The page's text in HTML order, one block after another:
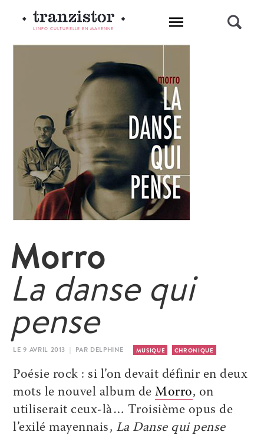
L'INFO CULTURELLE EN MAYENNE
Morro
La danse qui
pense
LE 9 AVRIL 2013 | PAR DELPHINE MUSIQUE CHRONIQUE
Poésie rock : si l’on devait définir en deux
mots le nouvel album deMorro, on
utiliserait ceux-là… Troisième opus de
l’exilé mayennais, La Danse qui pense